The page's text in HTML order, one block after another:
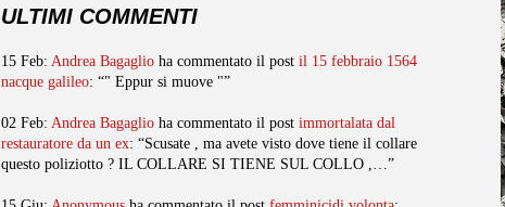
ULTIMI COMMENTI
15 Feb: Andrea Bagaglio ha commentato il post il 15 febbraio 1564
nacque galileo: “" Eppur si muove "”
02 Feb: Andrea Bagaglio ha commentato il post immortalata dal
restauratore da un ex: “Scusate , ma avete visto dove tiene il collare
questo poliziotto ? IL COLLARE SI TIENE SUL COLLO ,…”